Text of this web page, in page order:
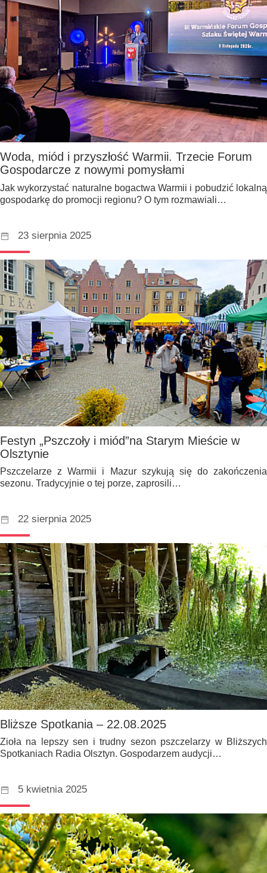
Woda, miód i przyszłość Warmii. Trzecie Forum
Gospodarcze z nowymi pomysłami
Jak wykorzystać naturalne bogactwa Warmii i pobudzić lokalną
gospodarkę do promocji regionu? O tym rozmawiali…
23 sierpnia 2025
Festyn „Pszczoły i miód”na Starym Mieście w
Olsztynie
Pszczelarze z Warmii i Mazur szykują się do zakończenia
sezonu. Tradycyjnie o tej porze, zaprosili…
22 sierpnia 2025
Bliższe Spotkania – 22.08.2025
Zioła na lepszy sen i trudny sezon pszczelarzy w Bliższych
Spotkaniach Radia Olsztyn. Gospodarzem audycji…
5 kwietnia 2025